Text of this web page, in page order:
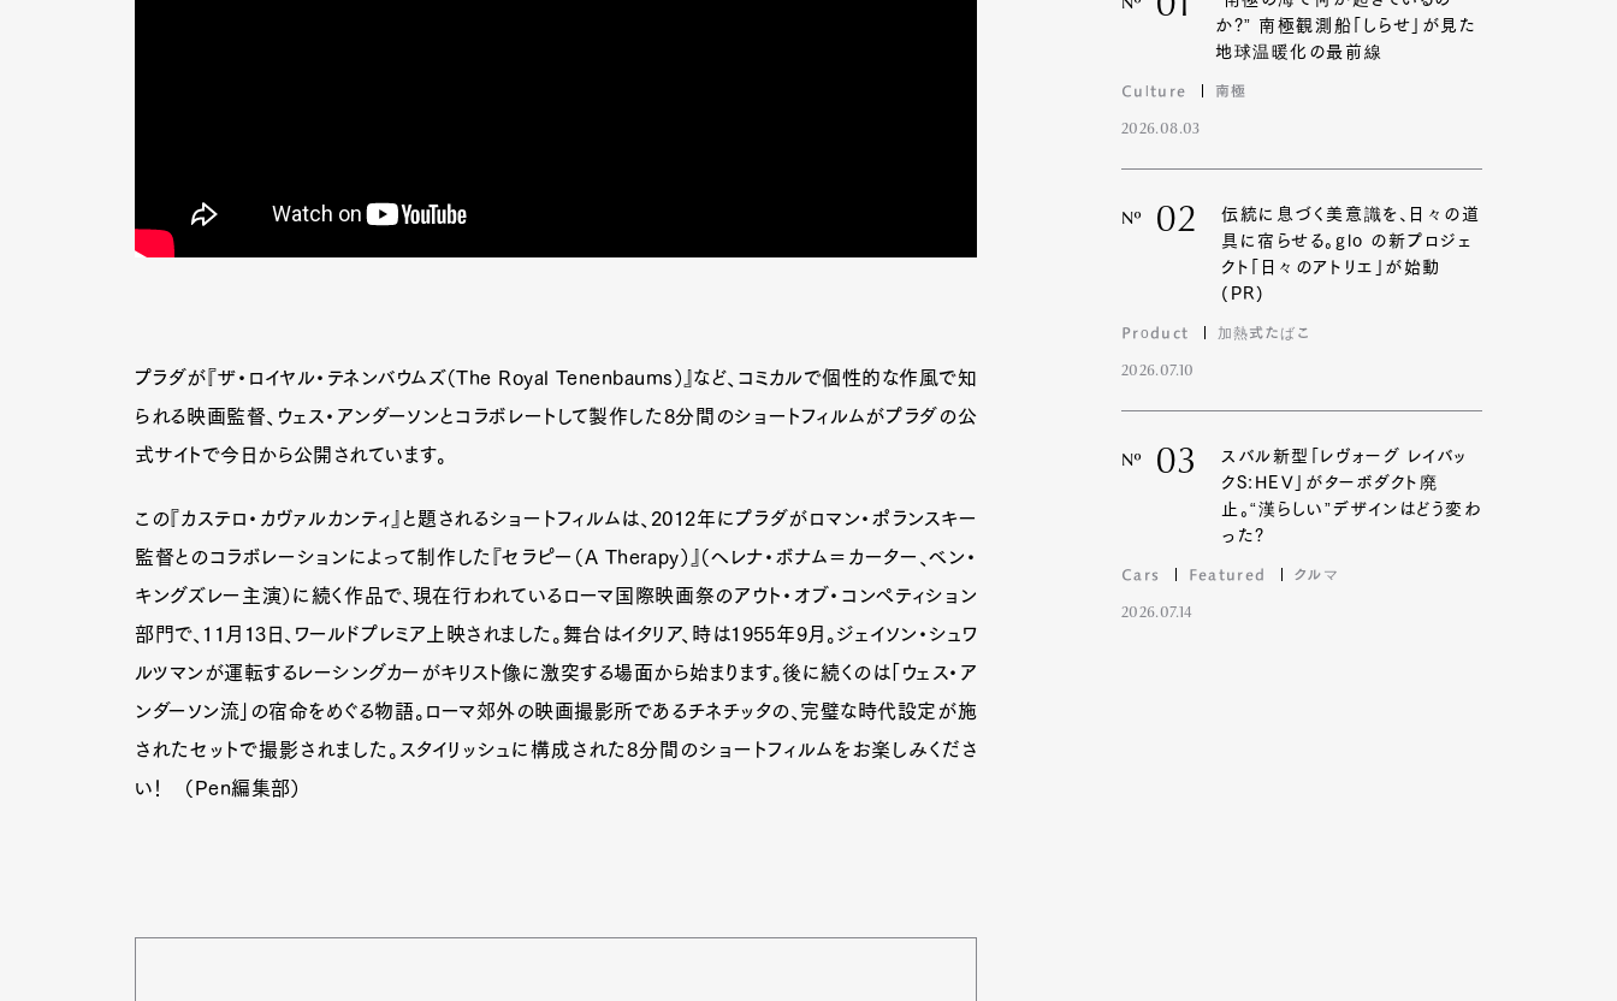
プラダが『ザ・ロイヤル・テネンバウムズ（The Royal Tenenbaums）』など、コミカルで個性的な作風で知
られる映画監督、ウェス・アンダーソンとコラボレートして製作した8分間のショートフィルムがプラダの公
式サイトで今日から公開されています。
この『カステロ・カヴァルカンティ』と題されるショートフィルムは、2012年にプラダがロマン・ポランスキー
監督とのコラボレーションによって制作した『セラピー（A Therapy）』（ヘレナ・ボナム＝カーター、ベン・
キングズレー主演）に続く作品で、現在行われているローマ国際映画祭のアウト・オブ・コンペティション
部門で、11月13日、ワールドプレミア上映されました。舞台はイタリア、時は1955年9月。ジェイソン・シュワ
ルツマンが運転するレーシングカーがキリスト像に激突する場面から始まります。後に続くのは「ウェス・ア
ンダーソン流」の宿命をめぐる物語。ローマ郊外の映画撮影所であるチネチッタの、完璧な時代設定が施
されたセットで撮影されました。スタイリッシュに構成された8分間のショートフィルムをお楽しみくださ
い！ （Pen編集部）
Nº 01
か?” 南極観測船「しらせ」が見た
地球温暖化の最前線
Culture 南極
2026.08.03
Nº 02
伝統に息づく美意識を、日々の道
具に宿らせる。glo の新プロジェ
クト「日々のアトリエ」が始動
(PR)
Product 加熱式たばこ
2026.07.10
Nº 03
スバル新型「レヴォーグ レイバッ
クS:HEV」がターボダクト廃
止。“漢らしい”デザインはどう変わ
った?
Cars Featured クルマ
2026.07.14